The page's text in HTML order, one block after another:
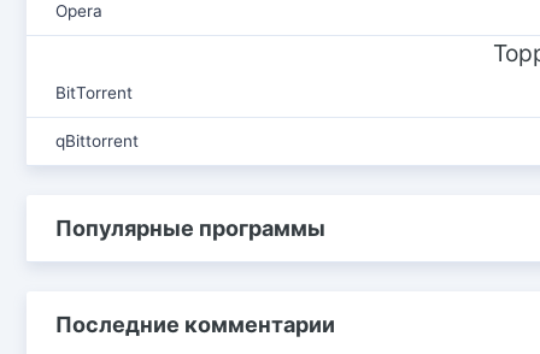
Opera
BitTorrent
qBittorrent
Популярные программы
Последние комментарии